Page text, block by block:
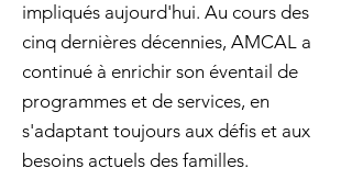
impliqués aujourd'hui. Au cours des
cinq dernières décennies, AMCAL a
continué à enrichir son éventail de
programmes et de services, en
s'adaptant toujours aux défis et aux
besoins actuels des familles.